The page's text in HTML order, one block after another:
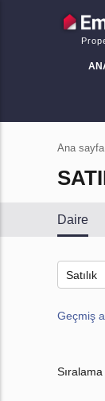
Ana sayfa
Daire
Satılık
Geçmiş
Sıralama